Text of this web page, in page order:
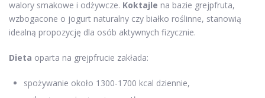
walory smakowe i odżywcze. Koktajle na bazie grejpfruta,
wzbogacone o jogurt naturalny czy białko roślinne, stanowią
idealną propozycję dla osób aktywnych fizycznie.
Dieta oparta na grejpfrucie zakłada:
spożywanie około 1300-1700 kcal dziennie,